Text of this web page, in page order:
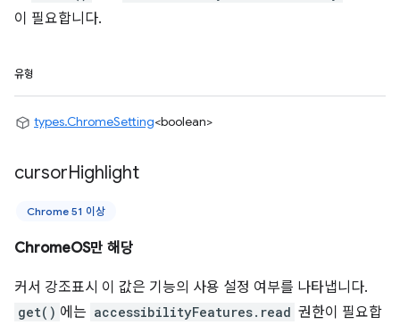
이 필요합니다.
유형
types.ChromeSetting<boolean>
cursorHighlight
Chrome 51 이상
ChromeOS만 해당
커서 강조표시 이 값은 기능의 사용 설정 여부를 나타냅니다.
get() 에는 accessibilityFeatures.read 권한이 필요합